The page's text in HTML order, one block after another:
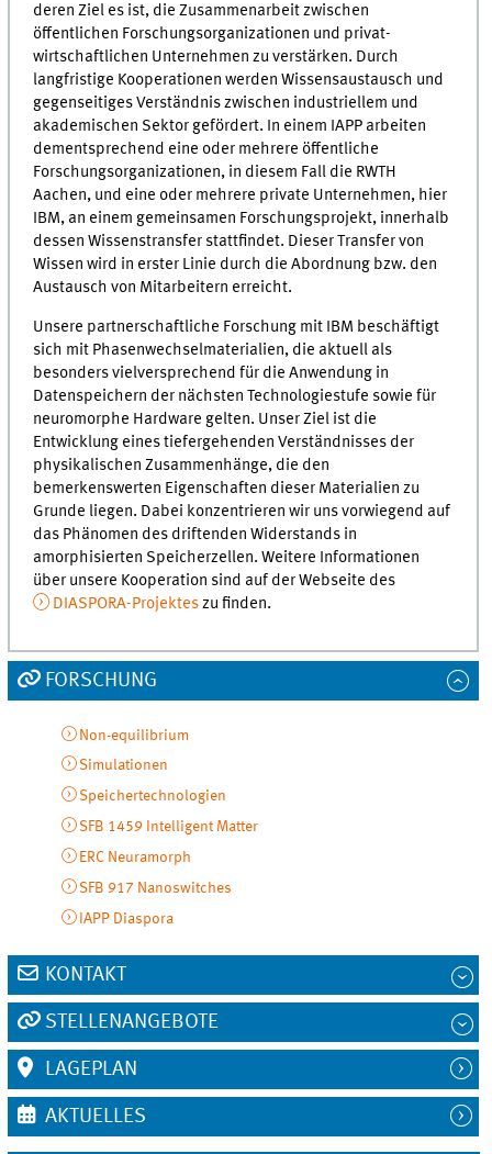
deren Ziel es ist, die Zusammenarbeit zwischen
öffentlichen Forschungsorganizationen und privat-
wirtschaftlichen Unternehmen zu verstärken. Durch
langfristige Kooperationen werden Wissensaustausch und
gegenseitiges Verständnis zwischen industriellem und
akademischen Sektor gefördert. In einem IAPP arbeiten
dementsprechend eine oder mehrere öffentliche
Forschungsorganizationen, in diesem Fall die RWTH
Aachen, und eine oder mehrere private Unternehmen, hier
IBM, an einem gemeinsamen Forschungsprojekt, innerhalb
dessen Wissenstransfer stattfindet. Dieser Transfer von
Wissen wird in erster Linie durch die Abordnung bzw. den
Austausch von Mitarbeitern erreicht.
Unsere partnerschaftliche Forschung mit IBM beschäftigt
sich mit Phasenwechselmaterialien, die aktuell als
besonders vielversprechend für die Anwendung in
Datenspeichern der nächsten Technologiestufe sowie für
neuromorphe Hardware gelten. Unser Ziel ist die
Entwicklung eines tiefergehenden Verständnisses der
physikalischen Zusammenhänge, die den
bemerkenswerten Eigenschaften dieser Materialien zu
Grunde liegen. Dabei konzentrieren wir uns vorwiegend auf
das Phänomen des driftenden Widerstands in
amorphisierten Speicherzellen. Weitere Informationen
über unsere Kooperation sind auf der Webseite des
DIASPORA-Projekteszu finden.
FORSCHUNG
Non-equilibrium
Simulationen
Speichertechnologien
SFB 1459 Intelligent Matter
ERC Neuramorph
SFB 917 Nanoswitches
IAPP Diaspora
KONTAKT
STELLENANGEBOTE
LAGEPLAN
AKTUELLES